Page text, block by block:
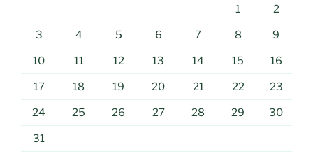
1 2
3 4 5 6 7 8 9
10 11 12 13 14 15 16
17 18 19 20 21 22 23
24 25 26 27 28 29 30
31